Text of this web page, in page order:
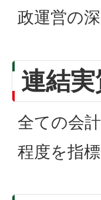
政運営の
連結
全ての会
程度を指